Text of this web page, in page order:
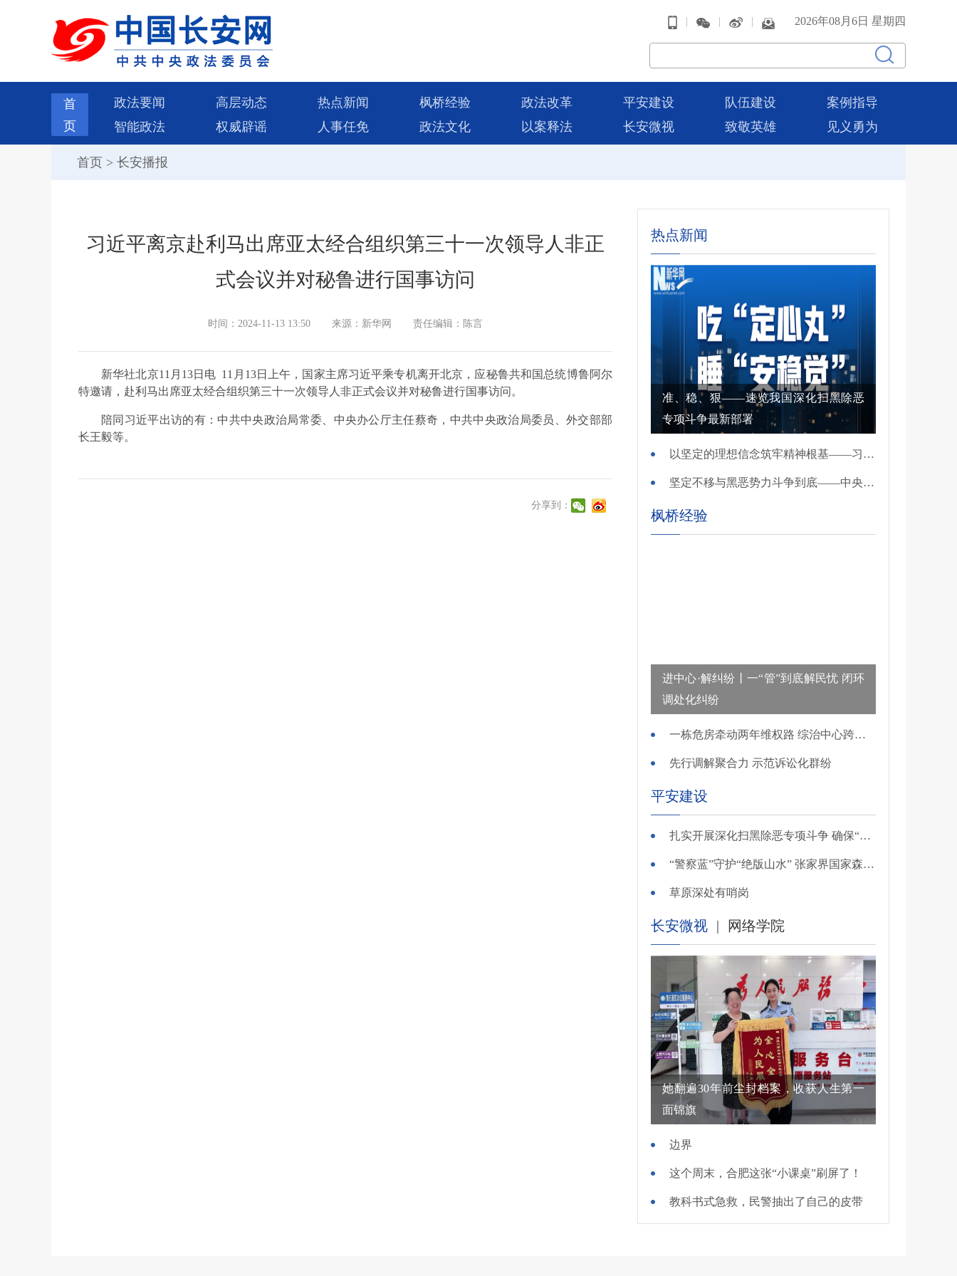
| | | 2026年08月6日 星期四
首
页
政法要闻 高层动态 热点新闻 枫桥经验 政法改革 平安建设 队伍建设
案例指导
智能政法
权威辟谣 人事任免 政法文化 以案释法 长安微视 致敬英雄 见义勇为
首页 > 长安播报
习近平离京赴利马出席亚太经合组织第三十一次领导人非正
式会议并对秘鲁进行国事访问
时间：2024-11-13 13:50 来源：新华网 责任编辑：陈言
新华社北京11月13日电 11月13日上午，国家主席习近平乘专机离开北京，应秘鲁共和国总统博鲁阿尔
特邀请，赴利马出席亚太经合组织第三十一次领导人非正式会议并对秘鲁进行国事访问。
陪同习近平出访的有：中共中央政治局常委、中央办公厅主任蔡奇，中共中央政治局委员、外交部部
长王毅等。
分享到：
热点新闻
准、稳、狠——速览我国深化扫黑除恶
专项斗争最新部署
以坚定的理想信念筑牢精神根基——习近平党建思想理论品格系列述评之一
坚定不移与黑恶势力斗争到底——中央政法委负责同志就开展深化扫黑除恶专项斗争有关问题答记者问
枫桥经验
进中心·解纠纷丨一“管”到底解民忧 闭环
调处化纠纷
一栋危房牵动两年维权路 综治中心跨省寻鉴解民忧
先行调解聚合力 示范诉讼化群纷
平安建设
扎实开展深化扫黑除恶专项斗争 确保“全年全域平平安安、平平稳稳”——广东召开全省扫黑除恶专项斗争视频
“警察蓝”守护“绝版山水” 张家界国家森林公园景区派出所深化“生态警务”建设
草原深处有哨岗
长安微视 | 网络学院
她翻遍30年前尘封档案，收获人生第一
面锦旗
边界
这个周末，合肥这张“小课桌”刷屏了！
教科书式急救，民警抽出了自己的皮带